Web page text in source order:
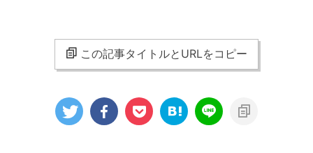
この記事タイトルとURLをコピー